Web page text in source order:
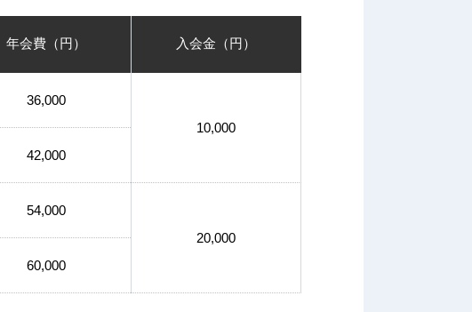
年会費（円） 入会金（円）
36,000
10,000
42,000
54,000
20,000
60,000